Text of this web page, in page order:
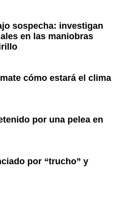
sospecha: investigan
en las maniobras
cómo estará el clima
por una pelea en
por “trucho” y